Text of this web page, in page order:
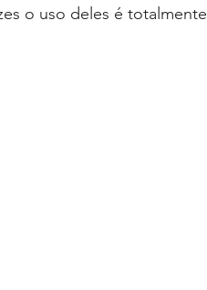
o uso deles é totalmente